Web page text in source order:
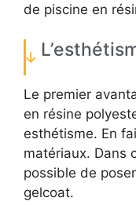
de piscine en
Le premier
en résine
esthétisme. En
matériaux. Dans
possible de
gelcoat.